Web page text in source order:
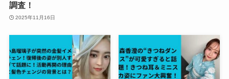
調査！
2025年11月16日